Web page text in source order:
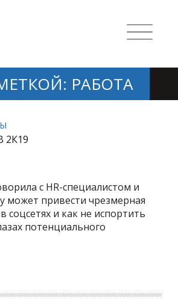
РАБОТА
2К19
с HR-специалистом и
может привести чрезмерная
соцсетях и как не испортить
потенциального